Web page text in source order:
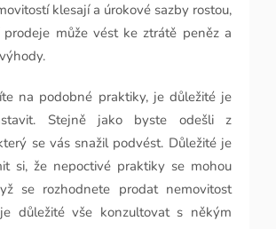
klesají a úrokové sazby rostou,
prodeje může vést ke ztrátě peněz a
na podobné praktiky, je důležité je
Stejně jako byste odešli z
se vás snažil podvést. Důležité je
si, že nepoctivé praktiky se mohou
se rozhodnete prodat nemovitost
důležité vše konzultovat s někým